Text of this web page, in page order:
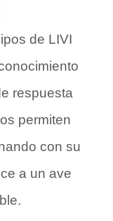
de LIVI
respuesta
permiten
con su
a un ave